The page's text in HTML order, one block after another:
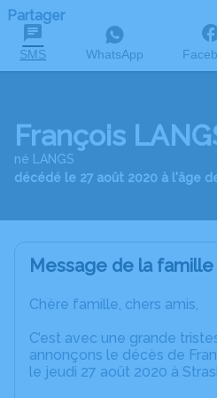
Partager
SMS WhatsApp
François
né LANGS
décédé le 27 août 2020 à l'âge
Message de la famille
Chère famille, chers amis,
C’est avec une grande
annonçons le décès de
le jeudi 27 août 2020 à